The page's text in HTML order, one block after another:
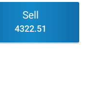
Sell
4322.51